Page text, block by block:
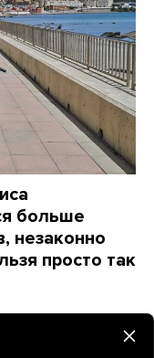
больше
незаконно
просто так